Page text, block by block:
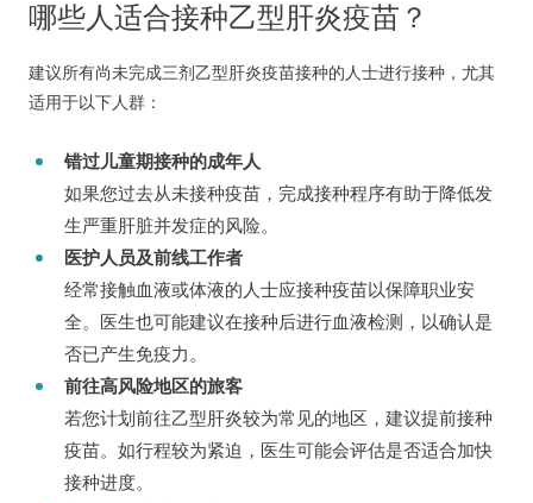
哪些人适合接种乙型肝炎疫苗？
建议所有尚未完成三剂乙型肝炎疫苗接种的人士进行接种，尤其
适用于以下人群：
错过儿童期接种的成年人
如果您过去从未接种疫苗，完成接种程序有助于降低发
生严重肝脏并发症的风险。
医护人员及前线工作者
经常接触血液或体液的人士应接种疫苗以保障职业安
全。医生也可能建议在接种后进行血液检测，以确认是
否已产生免疫力。
前往高风险地区的旅客
若您计划前往乙型肝炎较为常见的地区，建议提前接种
疫苗。如行程较为紧迫，医生可能会评估是否适合加快
接种进度。